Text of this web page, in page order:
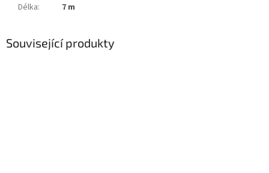
Délka: 7 m
Související produkty